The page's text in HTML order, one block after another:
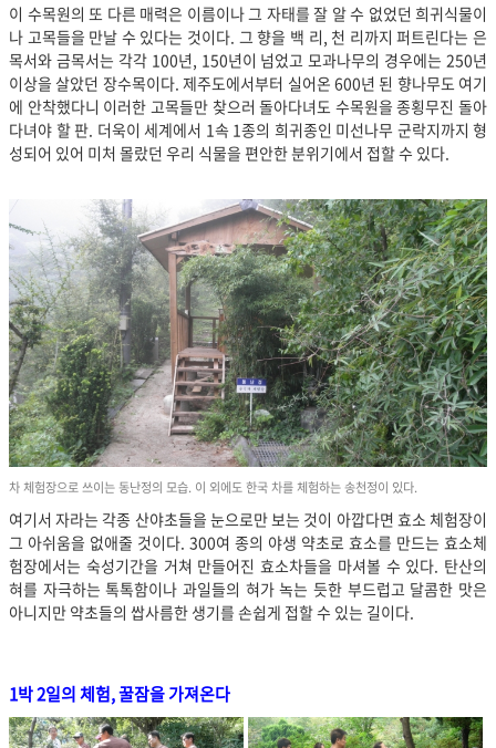
이 수목원의 또 다른 매력은 이름이나 그 자태를 잘 알 수 없었던 희귀식물이
나 고목들을 만날 수 있다는 것이다. 그 향을 백 리, 천 리까지 퍼트린다는 은
목서와 금목서는 각각 100년, 150년이 넘었고 모과나무의 경우에는 250년
이상을 살았던 장수목이다. 제주도에서부터 실어온 600년 된 향나무도 여기
에 안착했다니 이러한 고목들만 찾으러 돌아다녀도 수목원을 종횡무진 돌아
다녀야 할 판. 더욱이 세계에서 1속 1종의 희귀종인 미선나무 군락지까지 형
성되어 있어 미처 몰랐던 우리 식물을 편안한 분위기에서 접할 수 있다.
차 체험장으로 쓰이는 동난정의 모습. 이 외에도 한국 차를 체험하는 송천정이 있다.
여기서 자라는 각종 산야초들을 눈으로만 보는 것이 아깝다면 효소 체험장이
그 아쉬움을 없애줄 것이다. 300여 종의 야생 약초로 효소를 만드는 효소체
험장에서는 숙성기간을 거쳐 만들어진 효소차들을 마셔볼 수 있다. 탄산의
혀를 자극하는 톡톡함이나 과일들의 혀가 녹는 듯한 부드럽고 달콤한 맛은
아니지만 약초들의 쌉사름한 생기를 손쉽게 접할 수 있는 길이다.
1박 2일의 체험, 꿀잠을 가져온다